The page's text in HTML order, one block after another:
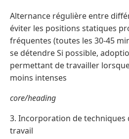
Alternance régulière entre
éviter les positions statiques
fréquentes (toutes les 30-45
se détendre Si possible,
permettant de travailler
moins intenses
core/heading
3. Incorporation de techniques
travail